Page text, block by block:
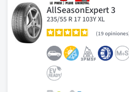
AllSeasonExpert 3
235/55 R 17 103Y XL
19 opiniones